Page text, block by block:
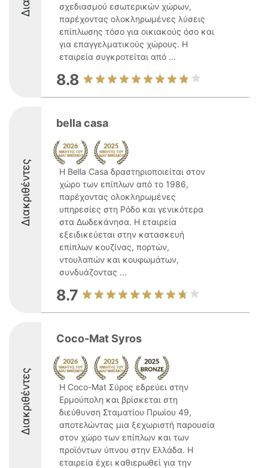
σχεδιασμού εσωτερικών χώρων,
παρέχοντας ολοκληρωμένες λύσεις
επίπλωσης τόσο για οικιακούς όσο και
για επαγγελματικούς χώρους. Η
εταιρεία συγκροτείται από ...
8.8
Διακριθέντες
bella casa
Η Bella Casa δραστηριοποιείται στον
χώρο των επίπλων από το 1986,
παρέχοντας ολοκληρωμένες
υπηρεσίες στη Ρόδο και γενικότερα
στα Δωδεκάνησα. Η εταιρεία
εξειδικεύεται στην κατασκευή
επίπλων κουζίνας, πορτών,
ντουλαπών και κουφωμάτων,
συνδυάζοντας ...
8.7
Διακριθέντες
Coco-Mat Syros
Η Coco-Mat Σύρος εδρεύει στην
Ερμούπολη και βρίσκεται στη
διεύθυνση Σταματίου Πρωίου 49,
αποτελώντας μια ξεχωριστή παρουσία
στον χώρο των επίπλων και των
προϊόντων ύπνου στην Ελλάδα. Η
εταιρεία έχει καθιερωθεί για την